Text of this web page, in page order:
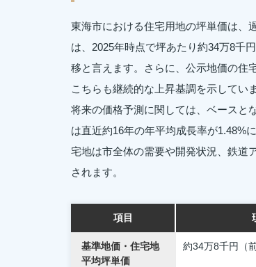
東海市における住宅用地の坪単価は、
は、2025年時点で坪あたり約34万8千
移と言えます。さらに、公示地価の住
こちらも継続的な上昇基調を示していま
将来の価格予測に関しては、ベースと
は直近約16年の年平均成長率が1.48%
宅地は市全体の需要や開発状況、鉄道
されます。
項目
基準地価・住宅地
平均坪単価
約34万8千円（